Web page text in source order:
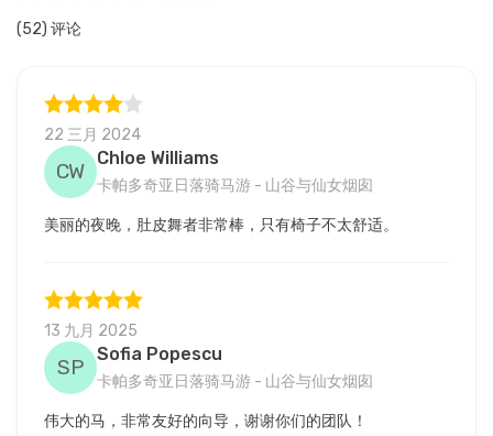
(52) 评论
22 三月 2024
CW
Chloe Williams
卡帕多奇亚日落骑马游 - 山谷与仙女烟囱
美丽的夜晚，肚皮舞者非常棒，只有椅子不太舒适。
13 九月 2025
SP
Sofia Popescu
卡帕多奇亚日落骑马游 - 山谷与仙女烟囱
伟大的马，非常友好的向导，谢谢你们的团队！